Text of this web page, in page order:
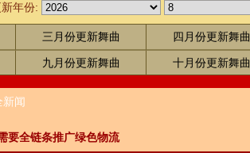
年份:
三月份更新舞曲 四月份更新舞曲
九月份更新舞曲 十月份更新舞曲
闻
要全链条推广绿色物流